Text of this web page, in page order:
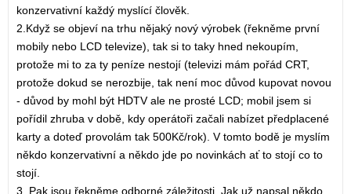
konzervativní každý myslící člověk.
2.Když se objeví na trhu nějaký nový výrobek (řekněme první
mobily nebo LCD televize), tak si to taky hned nekoupím,
protože mi to za ty peníze nestojí (televizi mám pořád CRT,
protože dokud se nerozbije, tak není moc důvod kupovat novou
- důvod by mohl být HDTV ale ne prosté LCD; mobil jsem si
pořídil zhruba v době, kdy operátoři začali nabízet předplacené
karty a doteď provolám tak 500Kč/rok). V tomto bodě je myslím
někdo konzervativní a někdo jde po novinkách ať to stojí co to
stojí.
3. Pak jsou řekněme odborné záležitosti. Jak už napsal někdo